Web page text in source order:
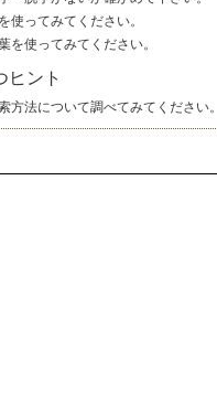
使ってみてください。
を使ってみてください。
ヒント
方法について調べてみてください。